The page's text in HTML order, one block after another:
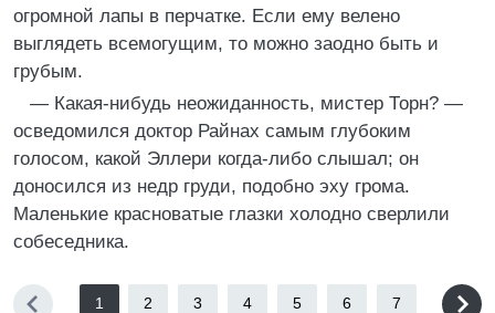
огромной лапы в перчатке. Если ему велено
выглядеть всемогущим, то можно заодно быть и
грубым.
— Какая-нибудь неожиданность, мистер Торн? —
осведомился доктор Райнах самым глубоким
голосом, какой Эллери когда-либо слышал; он
доносился из недр груди, подобно эху грома.
Маленькие красноватые глазки холодно сверлили
собеседника.
1 2 3 4 5 6 7